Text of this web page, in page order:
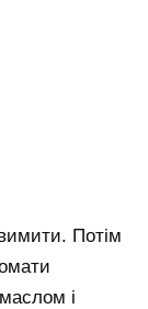
Потім
і